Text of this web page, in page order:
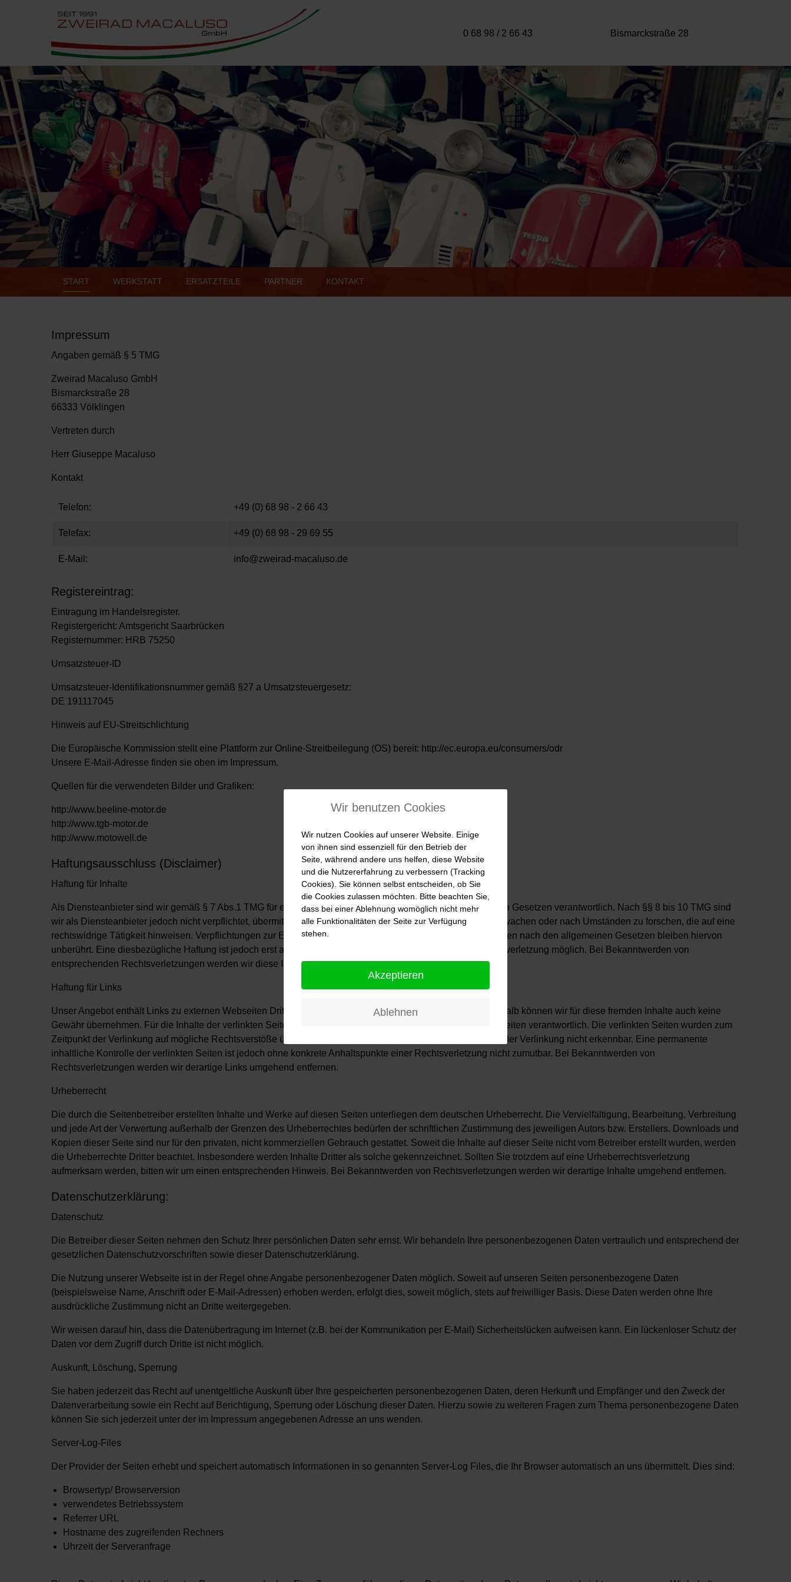
0 68 98 / 2 66 43 Bismarckstraße 28
START WERKSTATT ERSATZTEILE PARTNER KONTAKT
Impressum
Angaben gemäß § 5 TMG
Zweirad Macaluso GmbH
Bismarckstraße 28
66333 Völklingen
Vertreten durch
Herr Giuseppe Macaluso
Kontakt
Telefon: +49 (0) 68 98 - 2 66 43
Telefax: +49 (0) 68 98 - 29 69 55
E-Mail: info@zweirad-macaluso.de
Registereintrag:
Eintragung im Handelsregister.
Registergericht: Amtsgericht Saarbrücken
Registernummer: HRB 75250
Umsatzsteuer-ID
Umsatzsteuer-Identifikationsnummer gemäß §27 a Umsatzsteuergesetz:
DE 191117045
Hinweis auf EU-Streitschlichtung
Die Europäische Kommission stellt eine Plattform zur Online-Streitbeilegung (OS) bereit: http://ec.europa.eu/consumers/odr
Unsere E-Mail-Adresse finden sie oben im Impressum.
Quellen für die verwendeten Bilder und Grafiken:
http://www.beeline-motor.de
http://www.tgb-motor.de
http://www.motowell.de
Haftungsausschluss (Disclaimer)
Haftung für Inhalte
Als Diensteanbieter sind wir gemäß § 7 Abs.1 TMG für eigene Inhalte auf diesen Seiten nach den allgemeinen Gesetzen verantwortlich. Nach §§ 8 bis 10 TMG sind
wir als Diensteanbieter jedoch nicht verpflichtet, übermittelte oder gespeicherte fremde Informationen zu überwachen oder nach Umständen zu forschen, die auf eine
rechtswidrige Tätigkeit hinweisen. Verpflichtungen zur Entfernung oder Sperrung der Nutzung von Informationen nach den allgemeinen Gesetzen bleiben hiervon
unberührt. Eine diesbezügliche Haftung ist jedoch erst ab dem Zeitpunkt der Kenntnis einer konkreten Rechtsverletzung möglich. Bei Bekanntwerden von
entsprechenden Rechtsverletzungen werden wir diese Inhalte umgehend entfernen.
Haftung für Links
Unser Angebot enthält Links zu externen Webseiten Dritter, auf deren Inhalte wir keinen Einfluss haben. Deshalb können wir für diese fremden Inhalte auch keine
Gewähr übernehmen. Für die Inhalte der verlinkten Seiten ist stets der jeweilige Anbieter oder Betreiber der Seiten verantwortlich. Die verlinkten Seiten wurden zum
Zeitpunkt der Verlinkung auf mögliche Rechtsverstöße überprüft. Rechtswidrige Inhalte waren zum Zeitpunkt der Verlinkung nicht erkennbar. Eine permanente
inhaltliche Kontrolle der verlinkten Seiten ist jedoch ohne konkrete Anhaltspunkte einer Rechtsverletzung nicht zumutbar. Bei Bekanntwerden von
Rechtsverletzungen werden wir derartige Links umgehend entfernen.
Urheberrecht
Die durch die Seitenbetreiber erstellten Inhalte und Werke auf diesen Seiten unterliegen dem deutschen Urheberrecht. Die Vervielfältigung, Bearbeitung, Verbreitung
und jede Art der Verwertung außerhalb der Grenzen des Urheberrechtes bedürfen der schriftlichen Zustimmung des jeweiligen Autors bzw. Erstellers. Downloads und
Kopien dieser Seite sind nur für den privaten, nicht kommerziellen Gebrauch gestattet. Soweit die Inhalte auf dieser Seite nicht vom Betreiber erstellt wurden, werden
die Urheberrechte Dritter beachtet. Insbesondere werden Inhalte Dritter als solche gekennzeichnet. Sollten Sie trotzdem auf eine Urheberrechtsverletzung
aufmerksam werden, bitten wir um einen entsprechenden Hinweis. Bei Bekanntwerden von Rechtsverletzungen werden wir derartige Inhalte umgehend entfernen.
Datenschutzerklärung:
Datenschutz
Die Betreiber dieser Seiten nehmen den Schutz Ihrer persönlichen Daten sehr ernst. Wir behandeln Ihre personenbezogenen Daten vertraulich und entsprechend der
gesetzlichen Datenschutzvorschriften sowie dieser Datenschutzerklärung.
Die Nutzung unserer Webseite ist in der Regel ohne Angabe personenbezogener Daten möglich. Soweit auf unseren Seiten personenbezogene Daten
(beispielsweise Name, Anschrift oder E-Mail-Adressen) erhoben werden, erfolgt dies, soweit möglich, stets auf freiwilliger Basis. Diese Daten werden ohne Ihre
ausdrückliche Zustimmung nicht an Dritte weitergegeben.
Wir weisen darauf hin, dass die Datenübertragung im Internet (z.B. bei der Kommunikation per E-Mail) Sicherheitslücken aufweisen kann. Ein lückenloser Schutz der
Daten vor dem Zugriff durch Dritte ist nicht möglich.
Auskunft, Löschung, Sperrung
Sie haben jederzeit das Recht auf unentgeltliche Auskunft über Ihre gespeicherten personenbezogenen Daten, deren Herkunft und Empfänger und den Zweck der
Datenverarbeitung sowie ein Recht auf Berichtigung, Sperrung oder Löschung dieser Daten. Hierzu sowie zu weiteren Fragen zum Thema personenbezogene Daten
können Sie sich jederzeit unter der im Impressum angegebenen Adresse an uns wenden.
Server-Log-Files
Der Provider der Seiten erhebt und speichert automatisch Informationen in so genannten Server-Log Files, die Ihr Browser automatisch an uns übermittelt. Dies sind:
Browsertyp/ Browserversion
verwendetes Betriebssystem
Referrer URL
Hostname des zugreifenden Rechners
Uhrzeit der Serveranfrage
Wir benutzen Cookies
Wir nutzen Cookies auf unserer Website. Einige
von ihnen sind essenziell für den Betrieb der
Seite, während andere uns helfen, diese Website
und die Nutzererfahrung zu verbessern (Tracking
Cookies). Sie können selbst entscheiden, ob Sie
die Cookies zulassen möchten. Bitte beachten Sie,
dass bei einer Ablehnung womöglich nicht mehr
alle Funktionalitäten der Seite zur Verfügung
stehen.
Akzeptieren
Ablehnen